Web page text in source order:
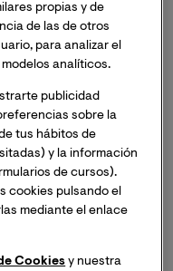
en el Palacio de
la importancia
Internacional de
a uno de los
generación:“Hemos
como figura
máximo distinción
cultiva con
acto hemos querido
propias y de
de las de otros
para analizar el
analíticos.
publicidad
sobre la
tus hábitos de
y la información
de cursos).
cookies pulsando el
mediante el enlace
Cookies y nuestra